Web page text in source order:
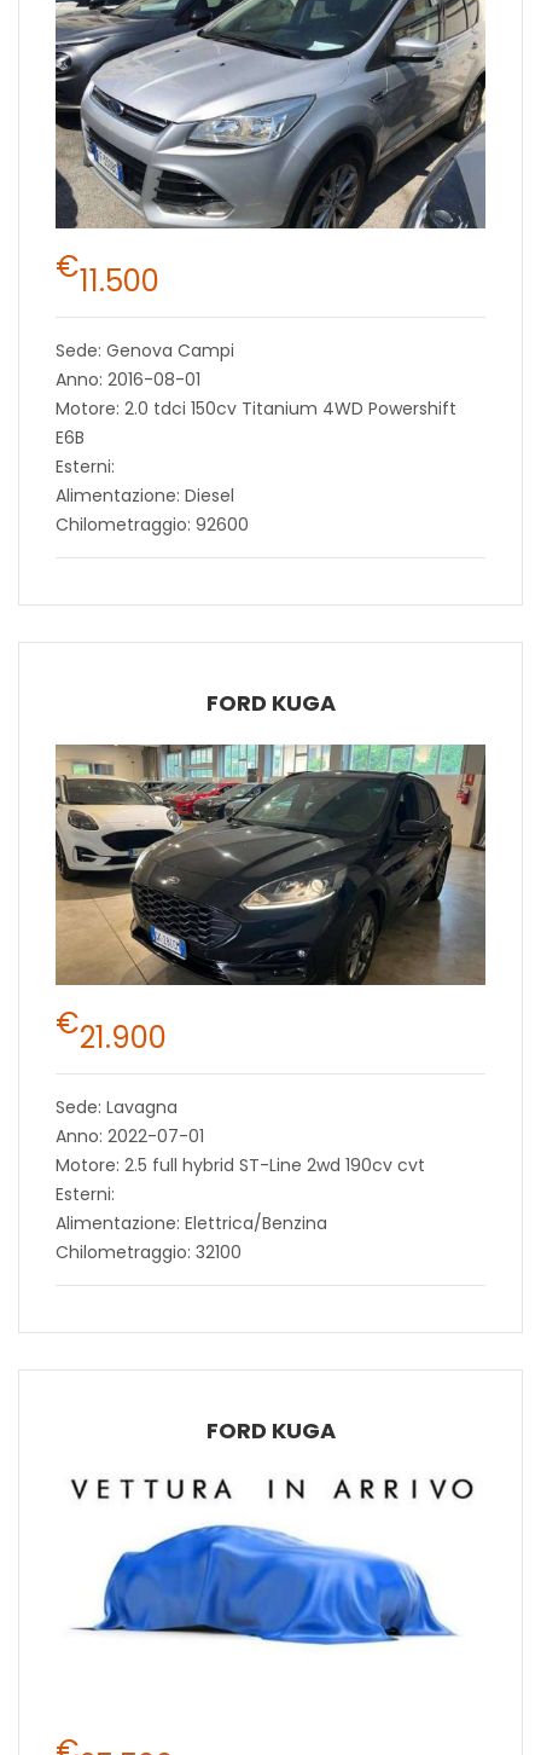
€11.500
Sede: Genova Campi
Anno: 2016-08-01
Motore: 2.0 tdci 150cv Titanium 4WD Powershift
E6B
Esterni:
Alimentazione: Diesel
Chilometraggio: 92600
FORD KUGA
€21.900
Sede: Lavagna
Anno: 2022-07-01
Motore: 2.5 full hybrid ST-Line 2wd 190cv cvt
Esterni:
Alimentazione: Elettrica/Benzina
Chilometraggio: 32100
FORD KUGA